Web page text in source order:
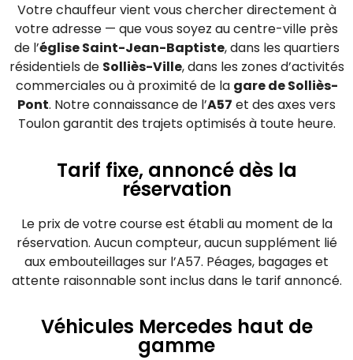
Votre chauffeur vient vous chercher directement à
votre adresse — que vous soyez au centre-ville près
de l’église Saint-Jean-Baptiste, dans les quartiers
résidentiels de Solliès-Ville, dans les zones d’activités
commerciales ou à proximité de la gare de Solliès-
Pont. Notre connaissance de l’A57 et des axes vers
Toulon garantit des trajets optimisés à toute heure.
Tarif fixe, annoncé dès la
réservation
Le prix de votre course est établi au moment de la
réservation. Aucun compteur, aucun supplément lié
aux embouteillages sur l’A57. Péages, bagages et
attente raisonnable sont inclus dans le tarif annoncé.
Véhicules Mercedes haut de
gamme